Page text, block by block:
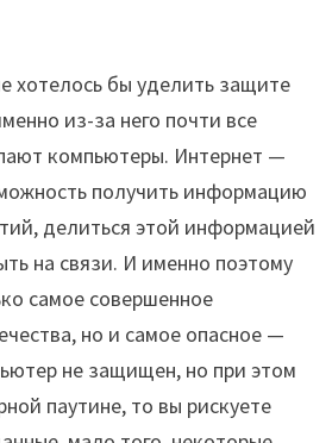
хотелось бы уделить защите
из-за него почти все
компьютеры. Интернет —
получить информацию
делиться этой информацией
на связи. И именно поэтому
самое совершенное
но и самое опасное —
не защищен, но при этом
паутине, то вы рискуете